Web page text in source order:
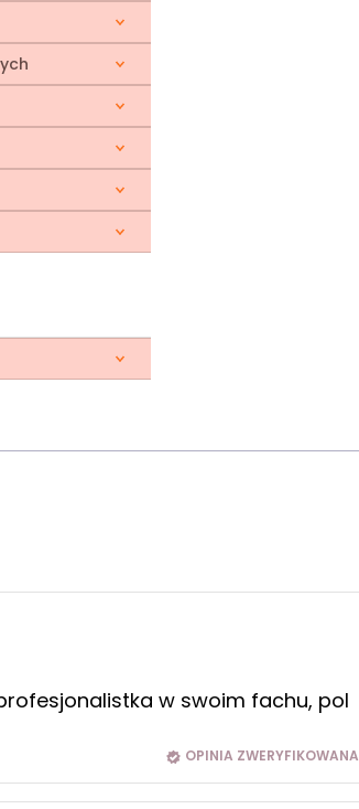
w swoim fachu, pol
OPINIA ZWERYFIKOWANA